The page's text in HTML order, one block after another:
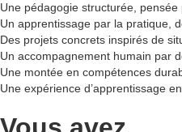
Une pédagogie structurée,
Un apprentissage par la pratique,
Des projets concrets inspirés de
Un accompagnement humain par
Une montée en compétences
Une expérience d’apprentissage